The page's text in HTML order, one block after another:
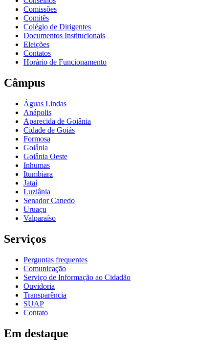
Comissões
Comitês
Colégio de Dirigentes
Documentos Institucionais
Eleições
Contatos
Horário de Funcionamento
Câmpus
Águas Lindas
Anápolis
Aparecida de Goiânia
Cidade de Goiás
Formosa
Goiânia
Goiânia Oeste
Inhumas
Itumbiara
Jataí
Luziânia
Senador Canedo
Uruaçu
Valparaíso
Serviços
Perguntas frequentes
Comunicação
Serviço de Informação ao Cidadão
Ouvidoria
Transparência
SUAP
Contato
Em destaque